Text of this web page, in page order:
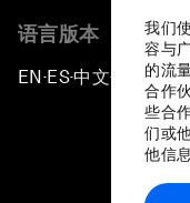
我们
容与
的流
合作
些合
们或
他信
语言版本
EN ▪ ES▪中文▪ 日本語